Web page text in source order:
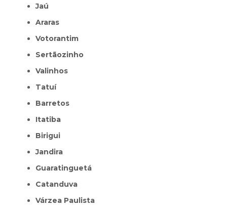
Jaú
Araras
Votorantim
Sertãozinho
Valinhos
Tatuí
Barretos
Itatiba
Birigui
Jandira
Guaratinguetá
Catanduva
Várzea Paulista